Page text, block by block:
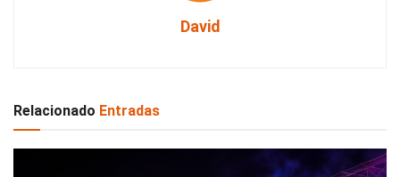
David
Relacionado Entradas